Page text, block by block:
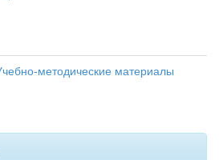
методические материалы